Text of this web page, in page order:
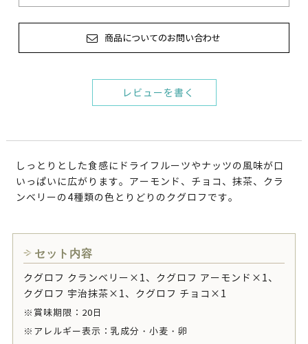
商品についてのお問い合わせ
レビューを書く
しっとりとした食感にドライフルーツやナッツの風味が口
いっぱいに広がります。アーモンド、チョコ、抹茶、クラ
ンベリーの4種類の色とりどりのクグロフです。
セット内容
クグロフ クランベリー×1、クグロフ アーモンド×1、
クグロフ 宇治抹茶×1、クグロフ チョコ×1
※賞味期限：20日
※アレルギー表示：乳成分・小麦・卵